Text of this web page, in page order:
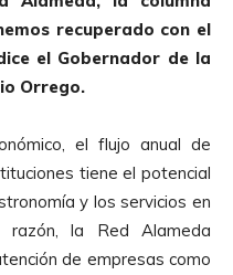
recuperado con el
el Gobernador de la
Orrego.
el flujo anual de
tiene el potencial
y los servicios en
razón, la Red Alameda
de empresas como